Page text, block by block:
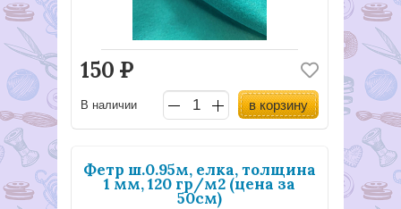
150 Р
В наличии в корзину
Фетр ш.0.95м, елка, толщина
1 мм, 120 гр/м2 (цена за
50см)